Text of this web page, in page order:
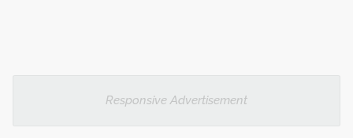
Responsive Advertisement